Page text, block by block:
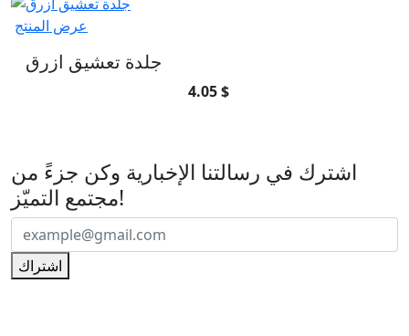
عرض المنتج
جلدة تعشيق ازرق
4.05 $
اشترك في رسالتنا الإخبارية وكن جزءً من
مجتمع التميّز!
اشتراك